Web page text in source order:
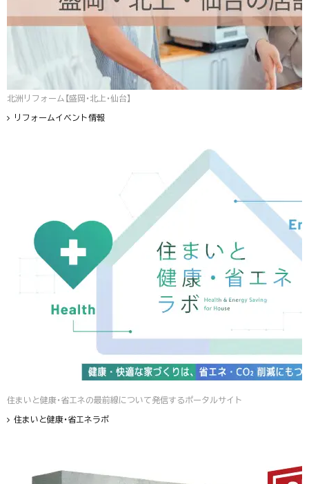
北洲リフォーム【盛岡・北上・仙台】
リフォームイベント情報
住まいと健康・省エネの最前線について発信するポータルサイト
住まいと健康・省エネラボ